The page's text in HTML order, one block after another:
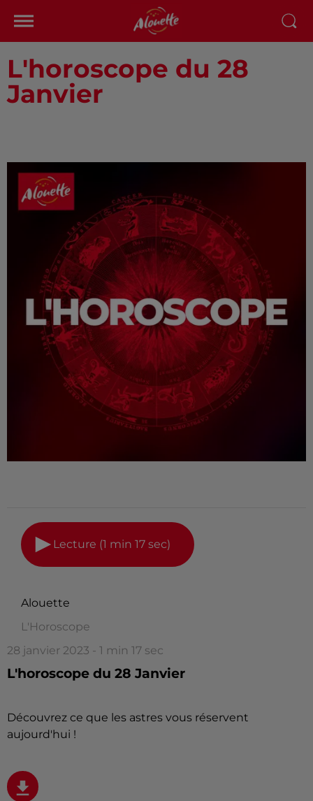
L'horoscope du 28
Janvier
Lecture (1 min 17 sec)
Alouette
L'Horoscope
28 janvier 2023 - 1 min 17 sec
L'horoscope du 28 Janvier
Découvrez ce que les astres vous réservent
aujourd'hui !